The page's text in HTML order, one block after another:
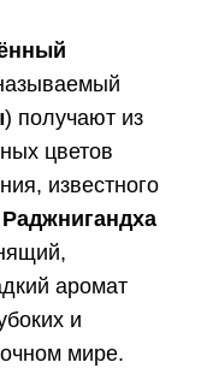
) получают из
цветов
известного
Раджнигандха
аромат
и
мире.